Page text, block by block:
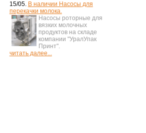
15/05. В наличии Насосы для
перекачки молока.
Насосы роторные для
вязких молочных
продуктов на складе
компании "УралУпак
Принт".
читать далее...